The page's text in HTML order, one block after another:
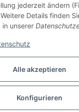
unseren Produkten?
gerne an:
jederzeit ändern
Details finden
in unserer
Alle akzeptieren
Konfigurieren